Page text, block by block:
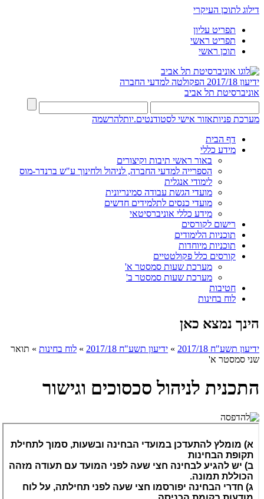
דילוג לתוכן העיקרי
תפריט עליון
תפריט ראשי
תוכן ראשי
ידיעון 2017/18
הפקולטה למדעי החברה
אוניברסיטת תל אביב
מערכת פניותאזור אישי לסטודנטים.יותלהרשמה
דף הבית
מידע כללי
באור ראשי תיבות וקיצורים
הספרייה למדעי החברה, לניהול ולחינוך ע"ש ברנדר-מוס
לימודי אנגלית
מועדי הגשת עבודה סמינריונית
מועדי כנסים לתלמידים חדשים
מידע כללי אוניברסיטאי
רישום לקורסים
תוכניות הלימודים
תוכניות מיוחדות
קורסים כלל פקולטטיים
מערכת שעות סמסטר א'
מערכת שעות סמסטר ב'
חטיבות
לוח בחינות
הינך נמצא כאן
ידיעון תשע"ח 2017/18 » ידיעון תשע"ח 2017/18 » לוח בחינות » תואר
שני סמסטר א'
התכנית לניהול סכסוכים וגישור